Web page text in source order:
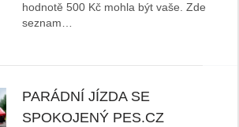
hodnotě 500 Kč mohla být vaše. Zde
seznam…
PARÁDNÍ JÍZDA SE
SPOKOJENÝ PES.CZ